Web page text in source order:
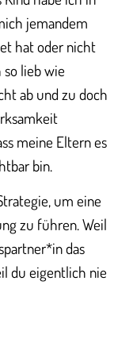
jemandem
hat oder nicht
lieb wie
ab und zu doch
meine Eltern es
bin.
um eine
zu führen. Weil
das
du eigentlich nie